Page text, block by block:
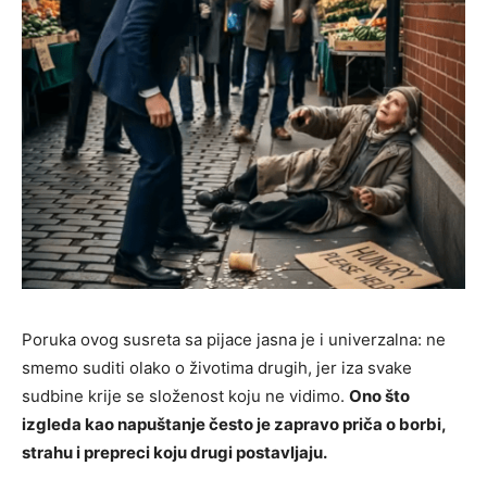
Poruka ovog susreta sa pijace jasna je i univerzalna: ne
smemo suditi olako o životima drugih, jer iza svake
sudbine krije se složenost koju ne vidimo. Ono što
izgleda kao napuštanje često je zapravo priča o borbi,
strahu i prepreci koju drugi postavljaju.